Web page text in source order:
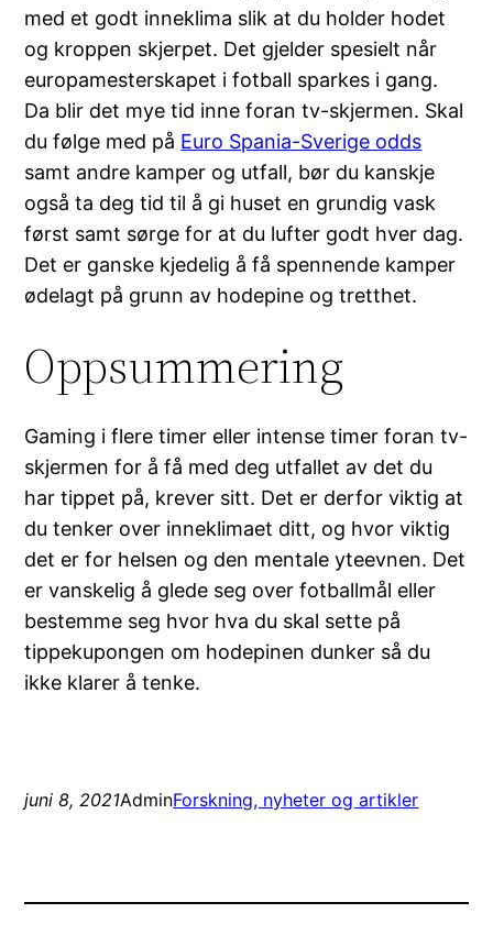
med et godt inneklima slik at du holder hodet
og kroppen skjerpet. Det gjelder spesielt når
europamesterskapet i fotball sparkes i gang.
Da blir det mye tid inne foran tv-skjermen. Skal
du følge med på Euro Spania-Sverige odds
samt andre kamper og utfall, bør du kanskje
også ta deg tid til å gi huset en grundig vask
først samt sørge for at du lufter godt hver dag.
Det er ganske kjedelig å få spennende kamper
ødelagt på grunn av hodepine og tretthet.
Oppsummering
Gaming i flere timer eller intense timer foran tv-
skjermen for å få med deg utfallet av det du
har tippet på, krever sitt. Det er derfor viktig at
du tenker over inneklimaet ditt, og hvor viktig
det er for helsen og den mentale yteevnen. Det
er vanskelig å glede seg over fotballmål eller
bestemme seg hvor hva du skal sette på
tippekupongen om hodepinen dunker så du
ikke klarer å tenke.
juni 8, 2021AdminForskning, nyheter og artikler